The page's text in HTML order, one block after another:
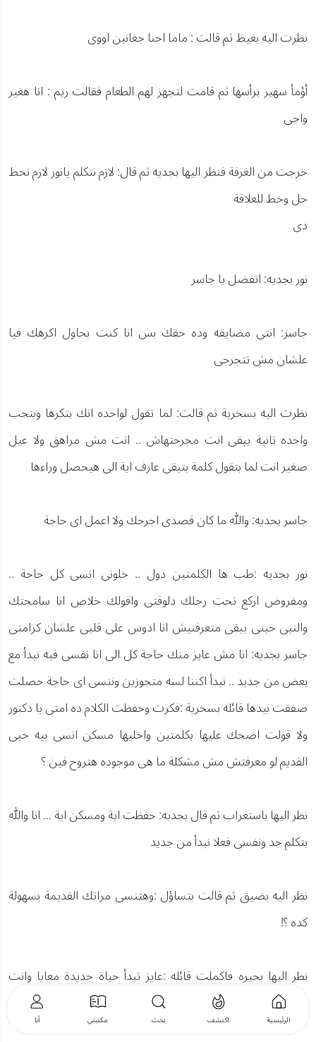
نظرت اليه بغيظ ثم قالت : ماما احنا جعانين اووى
أؤمأ سهير برأسها ثم قامت لتجهز لهم الطعام فقالت ريم : انا هغير
واجى
خرجت من الغرفة فنظر اليها بجديه ثم قال: لازم نتكلم يانور لازم نحط
حل وخط للعلاقة
دى
نور بجديه: اتفضل يا جاسر
جاسر: انتى مضايقه وده حقك بس انا كنت بحاول اكرهك فيا
علشان مش تتجرحى
نظرت اليه بسخرية ثم قالت: لما تقول لواحده انك بتكرها وبتحب
واحده تانية يبقى انت مجرحتهاش .. انت مش مراهق ولا عيل
صغير انت لما بتقول كلمة بتبقى عارف اية الى هيحصل وراءها
جاسر بحديه: والله ما كان قصدى اجرحك ولا اعمل اى حاجة
نور بجديه :طب ها الكلمتين دول .. خلونى انسى كل حاجة ..
ومفروض اركع تحت رجلك دلوقتى واقولك خلاص انا سامحتك
والنبى حبنى يبقى متعرفنيش انا ادوس على قلبى علشان كرامتى
جاسر بجديه: انا مش عايز منك حاجة كل الى انا نفسى فيه نبدأ مع
بعض من جديد .. نبدأ اكننا لسه متجوزين وننسى اى حاجة حصلت
صفقت بيدها قائله بسخرية :فكرت وحفظت الكلام ده امتى يا دكتور
ولا قولت اضحك عليها بكلمتين واخليها مسكن انسى بيه حبى
القديم لو معرفتش مش مشكلة ما هى موجوده هتروح فين ؟
نظر اليها باستغراب ثم قال بجديه: حفظت اية ومسكن اية ... انا والله
بتكلم جد ونفسى فعلا نبدأ من جديد
نظر اليه بضيق ثم قالت بتساؤل :وهتنسى مراتك القديمة بسهولة
كده ؟!
نظر اليها بحيره فاكملت قائله :عايز تبدأ حياة جديدة معايا وانت
قلبك مع حد تانى .. ولا ناوى تتجوزها عليا زى ما قولت
الرئيسية اكتشف بحث مكتبتي أنا